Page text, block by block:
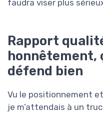
faudra viser plus
Rapport
honnêtement,
défend bien
Vu le positionnement
je m’attendais à un